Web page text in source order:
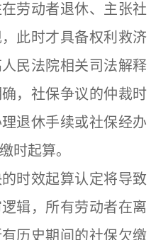
劳动者退休、主张社
此时才具备权利救济
民法院相关司法解释
，社保争议的仲裁时
退休手续或社保经办
时起算。
效起算认定将导致
辑，所有劳动者在离
历史期间的社保欠缴